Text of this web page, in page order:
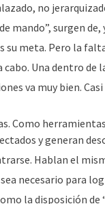
no
mando”, surgen
su meta. Pero la
Una dentro de
va muy bien.
Como
y generan
Hablan el
necesario para
la disposición de